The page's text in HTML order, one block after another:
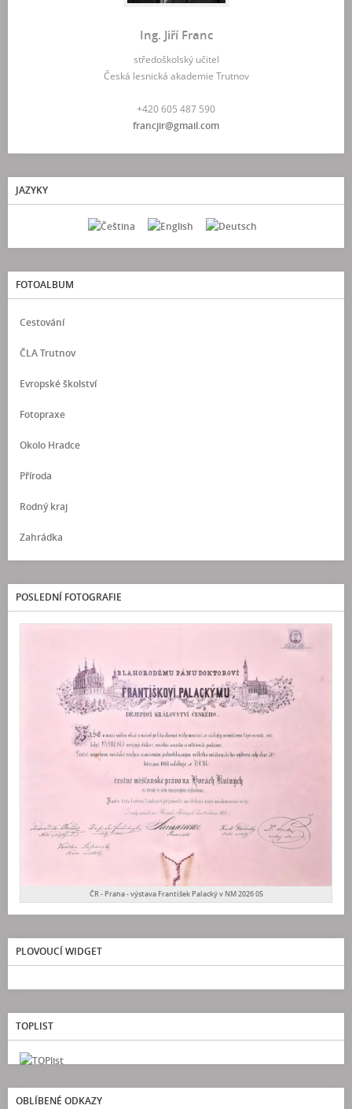
Ing. Jiří Franc
středoškolský učitel
Česká lesnická akademie Trutnov
+420 605 487 590
francjir@gmail.com
JAZYKY
FOTOALBUM
Cestování
ČLA Trutnov
Evropské školství
Fotopraxe
Okolo Hradce
Příroda
Rodný kraj
Zahrádka
POSLEDNÍ FOTOGRAFIE
ČR - Praha - výstava František Palacký v NM 2026 05
PLOVOUCÍ WIDGET
TOPLIST
OBLÍBENÉ ODKAZY